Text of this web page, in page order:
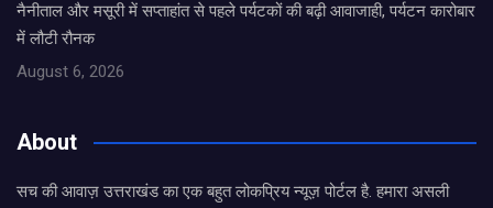
नैनीताल और मसूरी में सप्ताहांत से पहले पर्यटकों की बढ़ी आवाजाही, पर्यटन कारोबार
में लौटी रौनक
August 6, 2026
About
सच की आवाज़ उत्तराखंड का एक बहुत लोकप्रिय न्यूज़ पोर्टल है. हमारा असली